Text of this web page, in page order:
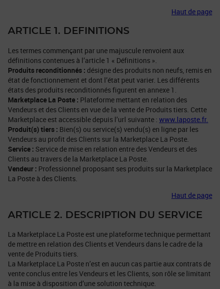
Haut de page
ARTICLE 1. DEFINITIONS
Les termes commençant par une majuscule renvoient aux
définitions contenues à l’article 1 « Définitions ».
Produits reconditionnés : désigne des produits non neufs, remis en
état de fonctionnement et dont l’état peut varier. Les différents
états des produits reconditionnés figurent en annexe 1.
Marketplace La Poste : Plateforme mettant en relation des
Vendeurs et des Clients en vue de la vente de Produits tiers. Cette
Marketplace est accessible depuis l’url suivante : www.laposte.fr.
Produit(s) tiers : Bien(s) ou service(s) vendu(s) en ligne par les
Vendeurs au profit des Clients sur la Marketplace La Poste.
Service : Service de mise en relation entre des Vendeurs et des
Clients au travers de la Marketplace La Poste.
Vendeur : Professionnel proposant ses produits sur la Marketplace
La Poste à des Clients.
Haut de page
ARTICLE 2. DESCRIPTION DU SERVICE
La Marketplace La Poste est une plateforme technique permettant
de mettre en relation des Clients et Vendeurs dans le cadre de la
vente de Produits tiers.
La Marketplace La Poste n’est en aucun cas partie aux contrats de
vente conclus entre les Vendeurs et les Clients, son rôle se limitant
à la mise à disposition d’une solution technique.